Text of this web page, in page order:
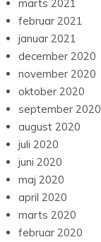
marts 2021
februar 2021
januar 2021
december 2020
november 2020
oktober 2020
september 2020
august 2020
juli 2020
juni 2020
maj 2020
april 2020
marts 2020
februar 2020